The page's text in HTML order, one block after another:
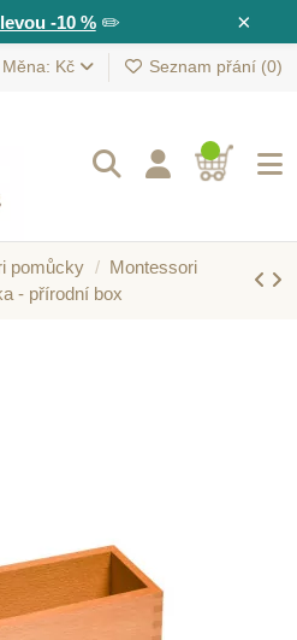
×
-10 %✏️
Měna: Kč Seznam přání (0)
pomůcky
Montessori
- přírodní box